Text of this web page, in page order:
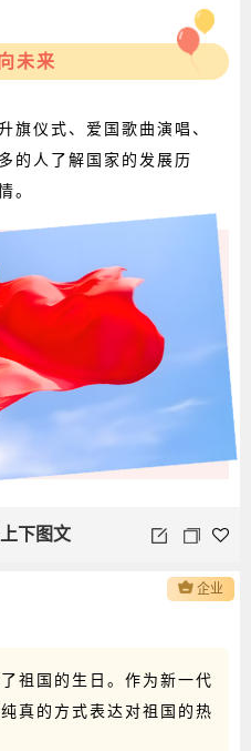
未来
旗仪式、爱国歌曲演唱、
的人了解国家的发展历
。
下图文
祖国的生日。作为新一代
真的方式表达对祖国的热
企业